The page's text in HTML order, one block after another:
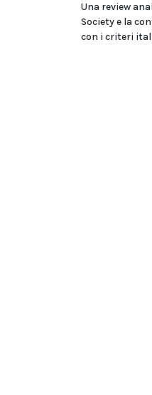
Una review
Society e la
con i criteri